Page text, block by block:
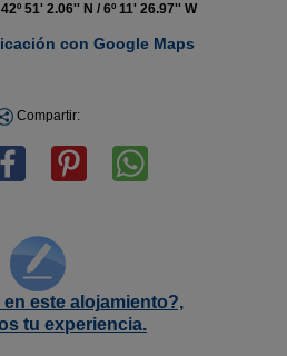
42º 51' 2.06'' N / 6º 11' 26.97'' W
con Google Maps
Compartir:
este alojamiento?,
tu experiencia.